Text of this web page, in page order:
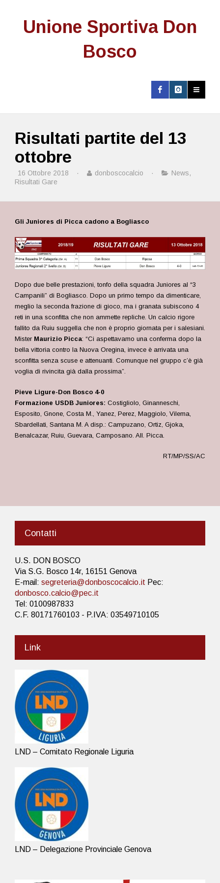
Unione Sportiva Don
Bosco
Risultati partite del 13
ottobre
16 Ottobre 2018 · donboscocalcio · News,
Risultati Gare
Gli Juniores di Picca cadono a Bogliasco
Dopo due belle prestazioni, tonfo della squadra Juniores al “3
Campanili” di Bogliasco. Dopo un primo tempo da dimenticare,
meglio la seconda frazione di gioco, ma i granata subiscono 4
reti in una sconfitta che non ammette repliche. Un calcio rigore
fallito da Ruiu suggella che non è proprio giornata per i salesiani.
Mister Maurizio Picca: “Ci aspettavamo una conferma dopo la
bella vittoria contro la Nuova Oregina, invece è arrivata una
sconfitta senza scuse e attenuanti. Comunque nel gruppo c’è già
voglia di rivincita già dalla prossima”.
Pieve Ligure-Don Bosco 4-0
Formazione USDB Juniores: Costigliolo, Ginanneschi,
Esposito, Gnone, Costa M., Yanez, Perez, Maggiolo, Vilema,
Sbardellati, Santana M. A disp.: Campuzano, Ortiz, Gjoka,
Benalcazar, Ruiu, Guevara, Camposano. All. Picca.
RT/MP/SS/AC
Contatti
U.S. DON BOSCO
Via S.G. Bosco 14r, 16151 Genova
E-mail: segreteria@donboscocalcio.it Pec:
donbosco.calcio@pec.it
Tel: 0100987833
C.F. 80171760103 - P.IVA: 03549710105
Link
LND – Comitato Regionale Liguria
LND – Delegazione Provinciale Genova